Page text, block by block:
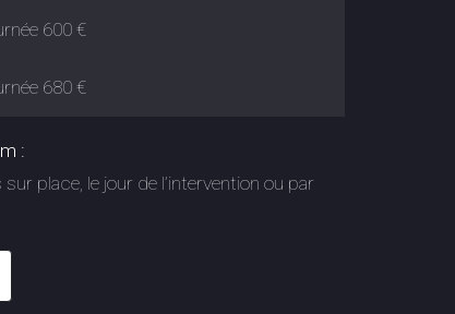
600 €
680 €
:
place, le jour de l’intervention ou par